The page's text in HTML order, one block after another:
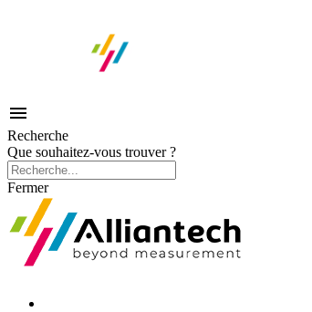

Recherche
Que souhaitez-vous trouver ?
Fermer